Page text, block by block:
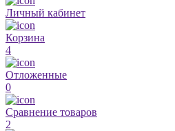
Личный кабинет
Корзина
4
Отложенные
0
Сравнение товаров
2